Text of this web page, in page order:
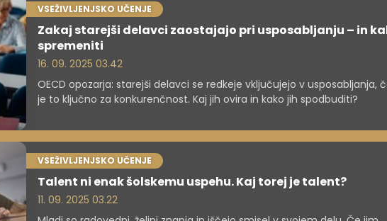
VSEŽIVLJENJSKO UČENJE
Zakaj starejši delavci zaostajajo pri usposabljanju – in
spremeniti
16. 09. 2025 03.42
OECD opozarja: starejši delavci se redkeje vključujejo v usposabljanja,
je to ključno za konkurenčnost. Kaj jih ovira in kako jih spodbuditi?
VSEŽIVLJENJSKO UČENJE
Talent ni enak šolskemu uspehu. Kaj torej je talent?
11. 09. 2025 03.22